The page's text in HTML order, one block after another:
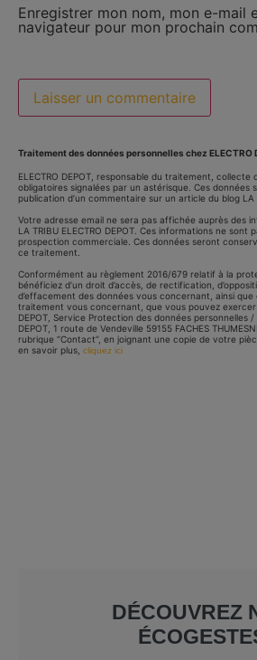
Enregistrer mon nom, mon e-mail
navigateur pour mon prochain
Traitement des données personnelles chez ELECTRO
ELECTRO DEPOT, responsable du traitement, collecte
obligatoires signalées par un astérisque. Ces données
publication d’un commentaire sur un article du blog LA
Votre adresse email ne sera pas affichée auprès des
LA TRIBU ELECTRO DEPOT. Ces informations ne sont
prospection commerciale. Ces données seront
ce traitement.
Conformément au règlement 2016/679 relatif à la
bénéficiez d’un droit d’accès, de rectification,
d’effacement des données vous concernant, ainsi que
traitement vous concernant, que vous pouvez exercer
DEPOT, Service Protection des données personnelles /
DEPOT, 1 route de Vendeville 59155 FACHES
rubrique “Contact”, en joignant une copie de votre
en savoir plus, cliquez ici
DÉCOUVREZ